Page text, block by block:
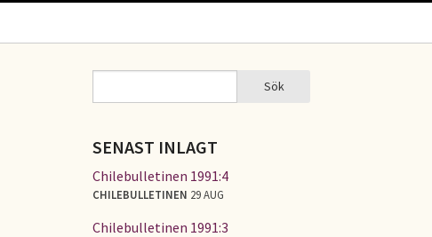
SÖKFORMULÄR Sök
SENAST INLAGT
Chilebulletinen 1991:4
CHILEBULLETINEN 29 AUG
Chilebulletinen 1991:3